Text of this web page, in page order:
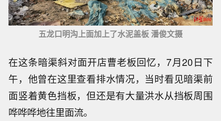
五龙口明沟上面加上了水泥盖板 潘俊文摄
在这条暗渠斜对面开店曹老板回忆，7月20日下
午，他曾在这里查看排水情况，当时看见暗渠前
面竖着黄色挡板，但还是有大量洪水从挡板周围
哗哗哗地往里面流。